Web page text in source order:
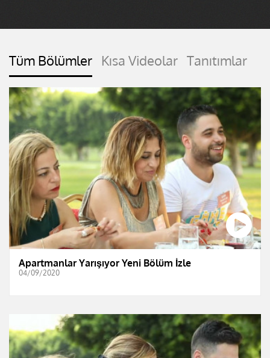
Tüm Bölümler Kısa Videolar Tanıtımlar
Apartmanlar Yarışıyor Yeni Bölüm İzle
04/09/2020